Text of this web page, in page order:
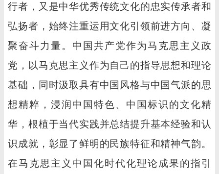
行者，又是中华优秀传统文化的忠实传承者和
弘扬者，始终注重运用文化引领前进方向、凝
聚奋斗力量。中国共产党作为马克思主义政
党，以马克思主义作为自己的指导思想和理论
基础，同时汲取具有中国风格与中国气派的思
想精粹，浸润中国特色、中国标识的文化精
华，根植于当代实践并总结提升基本经验和认
识成就，彰显了鲜明的民族特征和精神气韵。
在马克思主义中国化时代化理论成果的指引